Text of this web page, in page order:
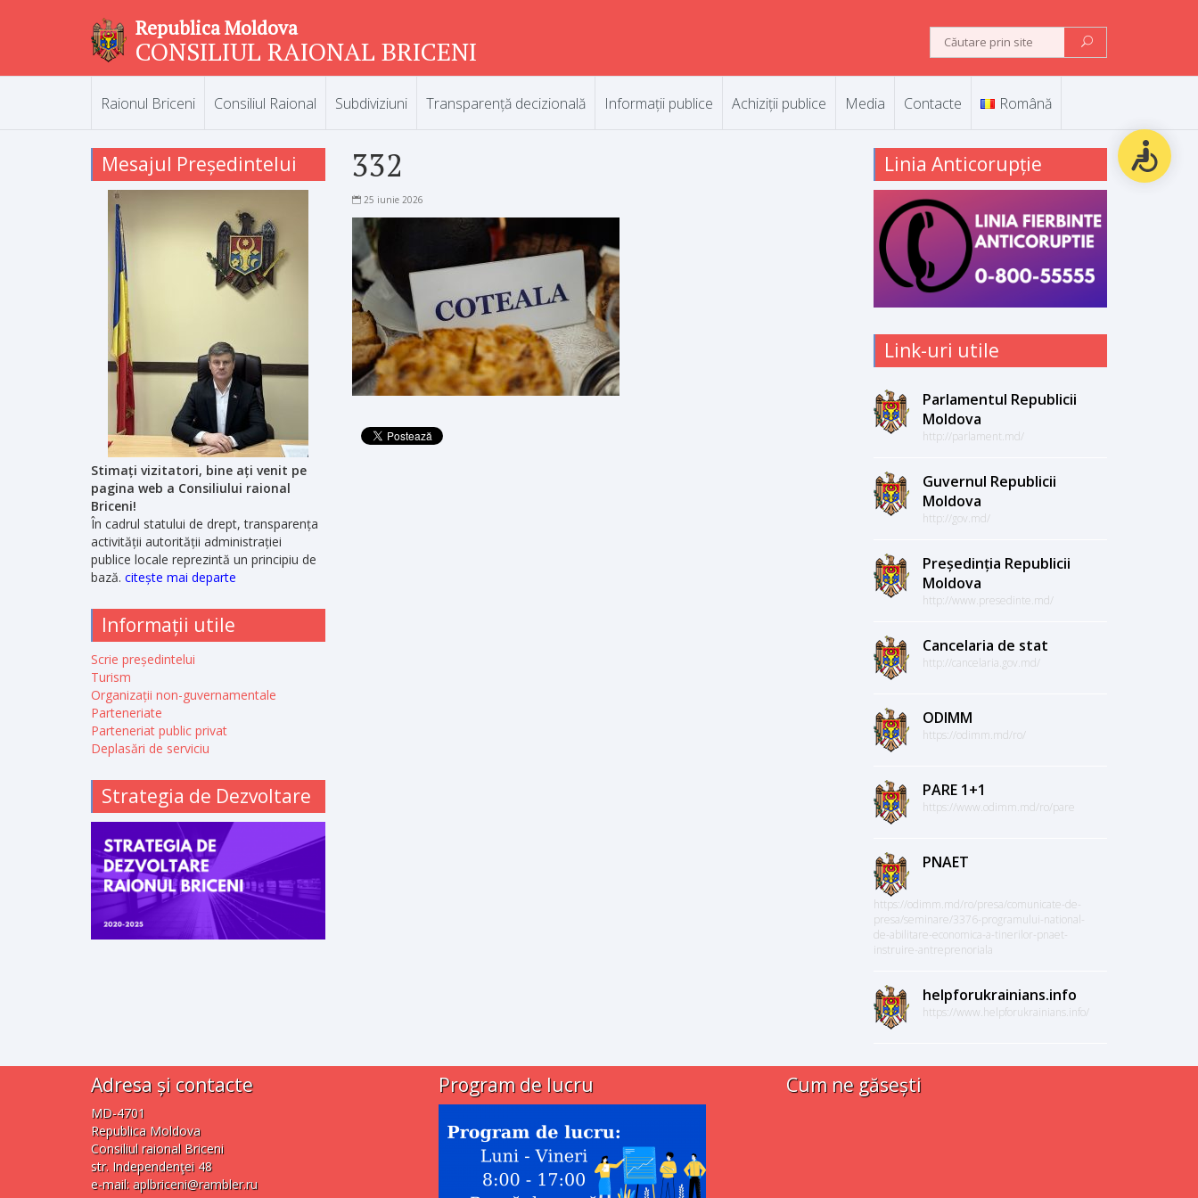
Republica Moldova
CONSILIUL RAIONAL BRICENI
Raionul Briceni Consiliul Raional Subdiviziuni Transparență decizională Informații publice Achiziții publice Media Contacte Română
Mesajul Președintelui
Stimați vizitatori, bine ați venit pe
pagina web a Consiliului raional
Briceni!
În cadrul statului de drept, transparența
activității autorității administrației
publice locale reprezintă un principiu de
bază. citește mai departe
Informații utile
Scrie președintelui
Turism
Organizații non-guvernamentale
Parteneriate
Parteneriat public privat
Deplasări de serviciu
Strategia de Dezvoltare
332
25 iunie 2026
Linia Anticorupție
Link-uri utile
Parlamentul Republicii
Moldova
http://parlament.md/
Guvernul Republicii
Moldova
http://gov.md/
Președinția Republicii
Moldova
http://www.presedinte.md/
Cancelaria de stat
http://cancelaria.gov.md/
ODIMM
https://odimm.md/ro/
PARE 1+1
https://www.odimm.md/ro/pare
PNAET
https://odimm.md/ro/presa/comunicate-de-
presa/seminare/3376-programului-national-
de-abilitare-economica-a-tinerilor-pnaet-
instruire-antreprenoriala
helpforukrainians.info
https://www.helpforukrainians.info/
Adresa și contacte
MD-4701
Republica Moldova
Consiliul raional Briceni
str. Independenţei 48
e-mail: aplbriceni@rambler.ru
Program de lucru Cum ne găsești